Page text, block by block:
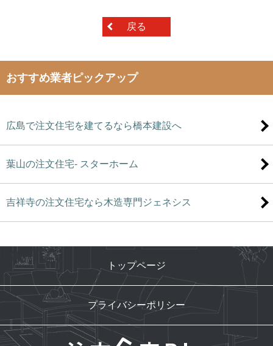
戻る
おすすめ業者ピックアップ
広島で注文住宅を建てるなら橋本建設へ
葉山の注文住宅- スターホーム
吉祥寺の注文住宅なら木造専門ジェネシス
トップページ
プライバシーポリシー